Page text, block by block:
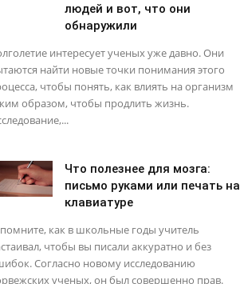
людей и вот, что они
обнаружили
интересует ученых уже давно. Они
найти новые точки понимания этого
чтобы понять, как влиять на организм
образом, чтобы продлить жизнь.
Что полезнее для мозга:
письмо руками или печать на
клавиатуре
как в школьные годы учитель
чтобы вы писали аккуратно и без
Согласно новому исследованию
ученых, он был совершенно прав.